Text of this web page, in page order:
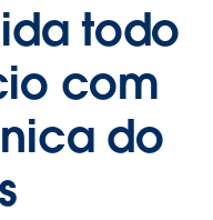
todo
com
do